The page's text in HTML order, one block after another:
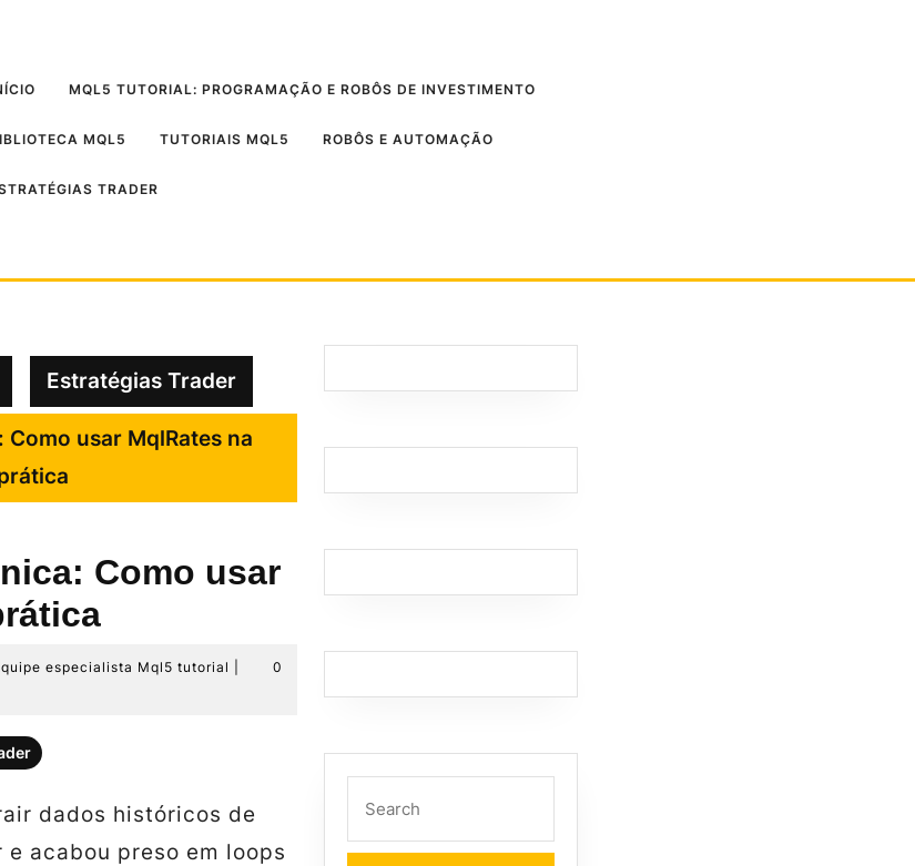
MQL5 TUTORIAL: PROGRAMAÇÃO E ROBÔS DE INVESTIMENTO
MQL5 TUTORIAIS MQL5 ROBÔS E AUTOMAÇÃO
TRADER
Estratégias Trader
usar MqlRates na
Como usar
especialista Mql5 tutorial
Equipe
0
dados históricos de
acabou preso em loops